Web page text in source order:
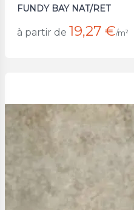
FUNDY BAY NAT/RET
à partir de 19,27 €/m²